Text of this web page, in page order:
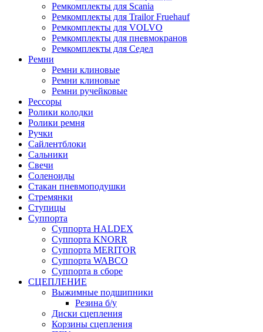
Ремкомплекты для Scania
Ремкомплекты для Trailor Fruehauf
Ремкомплекты для VOLVO
Ремкомплекты для пневмокранов
Ремкомплекты для Седел
Ремни
Ремни клиновые
Ремни клиновые
Ремни ручейковые
Рессоры
Ролики колодки
Ролики ремня
Ручки
Сайлентблоки
Сальники
Свечи
Соленоиды
Стакан пневмоподушки
Стремянки
Ступицы
Суппорта
Суппорта HALDEX
Суппорта KNORR
Суппорта MERITOR
Суппорта WABCO
Суппорта в сборе
СЦЕПЛЕНИЕ
Выжимные подшипники
Резина б/у
Диски сцепления
Корзины сцепления